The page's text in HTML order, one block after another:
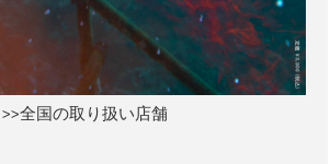
>>全国の取り扱い店舗